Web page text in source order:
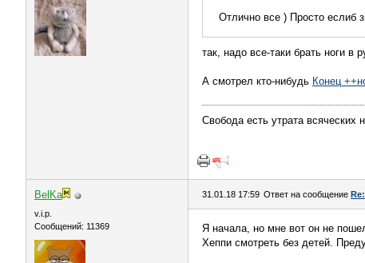
Отлично все ) Просто еслиб
так, надо все-таки брать ноги в
А смотрел кто-нибудь Конец
Свобода есть утрата всяческих
BelKa
v.i.p.
Сообщений: 11369
31.01.18 17:59 Ответ на сообщение
Я начала, но мне вот он не
Хеппи смотреть без детей.